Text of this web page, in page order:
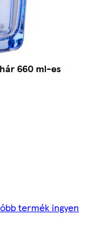
660 ml-es
termék ingyen